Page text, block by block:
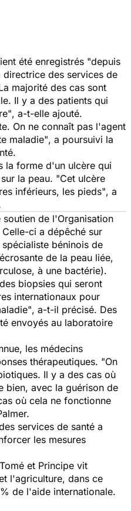
été enregistrés "depuis
directrice des services de
majorité des cas sont
Il y a des patients qui
, a-t-elle ajouté.
On ne connaît pas l'agent
maladie", a poursuivi la
la forme d'un ulcère qui
la peau. "Cet ulcère
inférieurs, les pieds", a
de l'Organisation
ci a dépêché sur
béninois de
de la peau liée,
à une bactérie).
biopsies qui seront
internationaux pour
, a-t-il précisé. Des
envoyés au laboratoire
les médecins
thérapeutiques. "On
Il y a des cas où
bien, avec la guérison de
où cela ne fonctionne
services de santé a
les mesures
et Principe vit
l'agriculture, dans ce
de l'aide internationale.